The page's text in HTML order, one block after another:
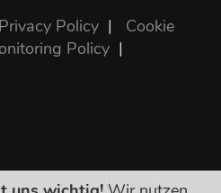
Privacy Policy | Cookie
Policy |